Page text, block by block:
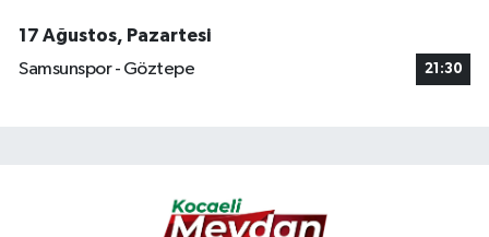
17 Ağustos, Pazartesi
Samsunspor - Göztepe
21:30